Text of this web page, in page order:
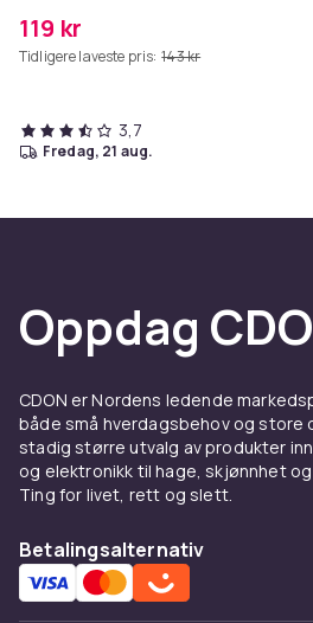
119 kr
Tidligere laveste pris: 143 kr
3,7
fredag, 21 aug.
Oppdag
CDON er Nordens ledende
både små hverdagsbehov og store
stadig større utvalg av produkter
og elektronikk til hage, skjønnhet
Ting for livet, rett og slett.
Betalingsalternativ